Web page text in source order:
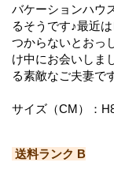
バケーションハウ
るそうです♪最近
つからないとおっ
け中にお会いしま
る素敵なご夫妻で
サイズ（CM）：
送料ランク B